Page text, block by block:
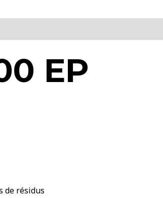
EP
de résidus